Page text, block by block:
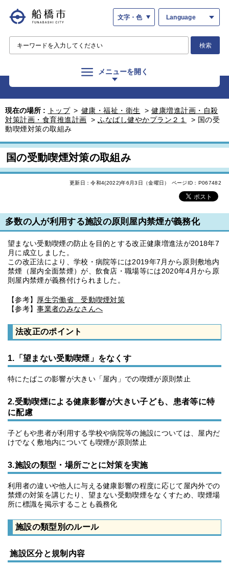
文字・色 Language
検索
メニューを開く
現在の場所 : トップ > 健康・福祉・衛生 > 健康増進計画・自殺
対策計画・食育推進計画 > ふなばし健やかプラン２１ > 国の受
動喫煙対策の取組み
国の受動喫煙対策の取組み
更新日：令和4(2022)年6月3日（金曜日） ページID：P067482
多数の人が利用する施設の原則屋内禁煙が義務化
望まない受動喫煙の防止を目的とする改正健康増進法が2018年7
月に成立しました。
この改正法により、学校・病院等には2019年7月から原則敷地内
禁煙（屋内全面禁煙）が、飲食店・職場等には2020年4月から原
則屋内禁煙が義務付けられました。
【参考】 厚生労働省 受動喫煙対策
【参考】事業者のみなさんへ
法改正のポイント
1.「望まない受動喫煙」をなくす
特にたばこの影響が大きい「屋内」での喫煙が原則禁止
2.受動喫煙による健康影響が大きい子ども、患者等に特
に配慮
子どもや患者が利用する学校や病院等の施設については、屋内だ
けでなく敷地内についても喫煙が原則禁止
3.施設の類型・場所ごとに対策を実施
利用者の違いや他人に与える健康影響の程度に応じて屋内外での
禁煙の対策を講じたり、望まない受動喫煙をなくすため、喫煙場
所に標識を掲示することも義務化
施設の類型別のルール
施設区分と規制内容